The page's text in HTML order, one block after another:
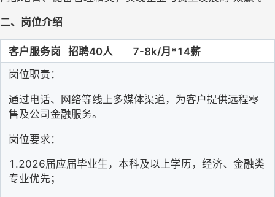
二、岗位介绍
客户服务岗 招聘40人
7-8k/月*14薪
岗位职责：
通过电话、网络等线上多媒体渠道，为客户提供远程零
售及公司金融服务。
岗位要求：
1.2026届应届毕业生，本科及以上学历，经济、金融类
专业优先；